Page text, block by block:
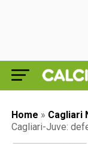
Home » Cagliari
Cagliari-Juve: